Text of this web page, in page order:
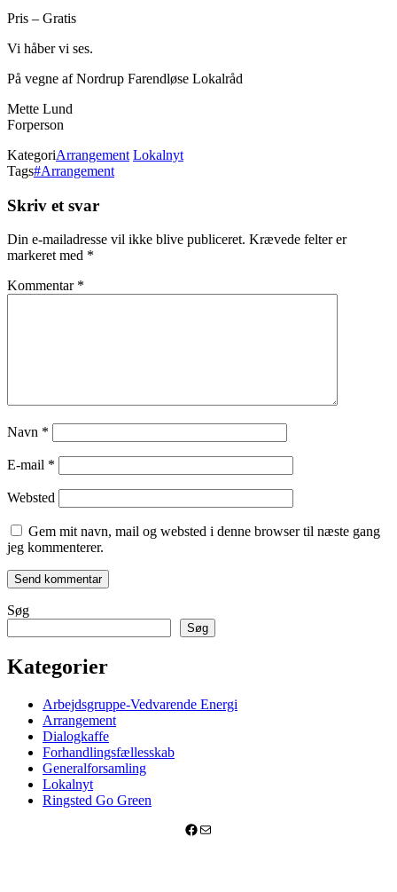
Pris – Gratis
Vi håber vi ses.
På vegne af Nordrup Farendløse Lokalråd
Mette Lund
Forperson
KategoriArrangement Lokalnyt
Tags#Arrangement
Skriv et svar
Din e-mailadresse vil ikke blive publiceret. Krævede felter er
markeret med *
Kommentar *
Navn *
E-mail *
Websted
Gem mit navn, mail og websted i denne browser til næste gang
jeg kommenterer.
Søg
Søg
Kategorier
Arbejdsgruppe-Vedvarende Energi
Arrangement
Dialogkaffe
Forhandlingsfællesskab
Generalforsamling
Lokalnyt
Ringsted Go Green
Facebook
Mail